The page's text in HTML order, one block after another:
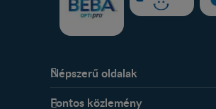
Népszerű oldalak
Fontos közlemény